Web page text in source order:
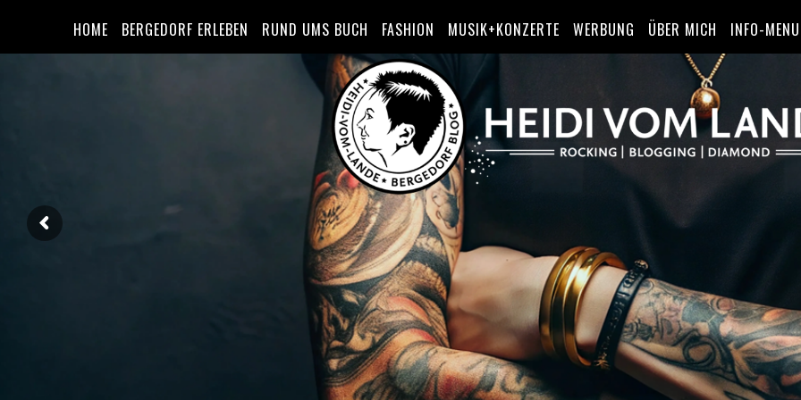
HOME BERGEDORF ERLEBEN RUND UMS BUCH FASHION MUSIK+KONZERTE WERBUNG ÜBER MICH INFO-